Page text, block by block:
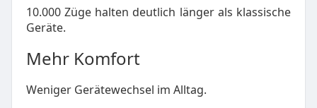
10.000 Züge halten deutlich länger als klassische
Geräte.
Mehr Komfort
Weniger Gerätewechsel im Alltag.